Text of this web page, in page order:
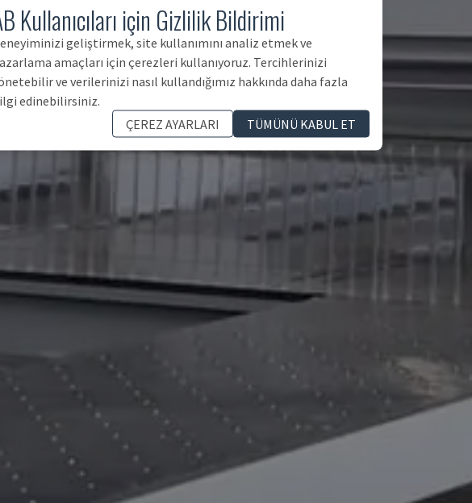
Kullanıcıları için Gizlilik Bildirimi
geliştirmek, site kullanımını analiz etmek ve
amaçları için çerezleri kullanıyoruz. Tercihlerinizi
ve verilerinizi nasıl kullandığımız hakkında daha fazla
edinebilirsiniz.
ÇEREZ AYARLARI
TÜMÜNÜ KABUL ET